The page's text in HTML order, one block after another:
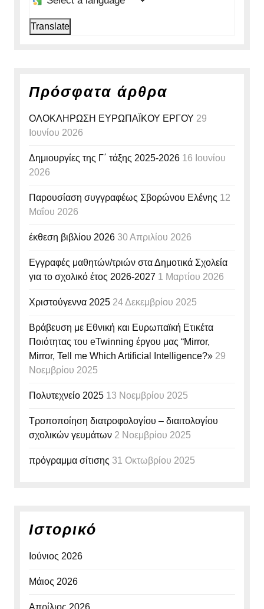
Translate
Πρόσφατα άρθρα
ΟΛΟΚΛΗΡΩΣΗ ΕΥΡΩΠΑΪΚΟΥ ΕΡΓΟΥ 29
Ιουνίου 2026
Δημιουργίες της Γ΄ τάξης 2025-2026 16 Ιουνίου
2026
Παρουσίαση συγγραφέως Σβορώνου Ελένης 12
Μαΐου 2026
έκθεση βιβλίου 2026 30 Απριλίου 2026
Εγγραφές μαθητών/τριών στα Δημοτικά Σχολεία
για το σχολικό έτος 2026-2027 1 Μαρτίου 2026
Χριστούγεννα 2025 24 Δεκεμβρίου 2025
Βράβευση με Εθνική και Ευρωπαϊκή Ετικέτα
Ποιότητας του eTwinning έργου μας “Mirror,
Mirror, Tell me Which Artificial Intelligence?» 29
Νοεμβρίου 2025
Πολυτεχνείο 2025 13 Νοεμβρίου 2025
Τροποποίηση διατροφολογίου – διαιτολογίου
σχολικών γευμάτων 2 Νοεμβρίου 2025
πρόγραμμα σίτισης 31 Οκτωβρίου 2025
Ιστορικό
Ιούνιος 2026
Μάιος 2026
Απρίλιος 2026